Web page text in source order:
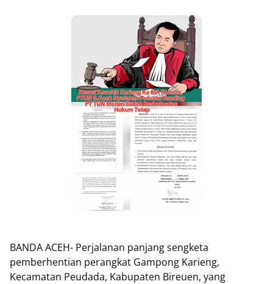
BANDA ACEH- Perjalanan panjang sengketa
pemberhentian perangkat Gampong Karieng,
Kecamatan Peudada, Kabupaten Bireuen, yang